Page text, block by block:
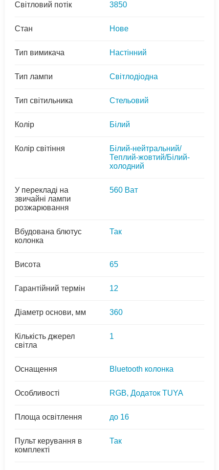
Світловий потік 3850
Стан Нове
Тип вимикача Настінний
Тип лампи Світлодіодна
Тип світильника Стельовий
Колір Білий
Колір світіння
Білий-нейтральний/
Теплий-жовтий/Білий-
холодний
У перекладі на
звичайні лампи
розжарювання
560 Ват
Вбудована блютус
колонка
Так
Висота 65
Гарантійний термін 12
Діаметр основи, мм 360
Кількість джерел
світла
1
Оснащення Bluetooth колонка
Особливості RGB, Додаток TUYA
Площа освітлення до 16
Пульт керування в
комплекті
Так